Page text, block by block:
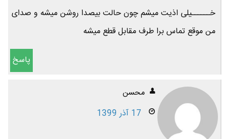
خــــــیلی اذیت میشم چون حالت بیصدا روشن میشه و صدای
من موقع تماس برا طرف مقابل قطع میشه
پاسخ
محسن
17 آذر 1399